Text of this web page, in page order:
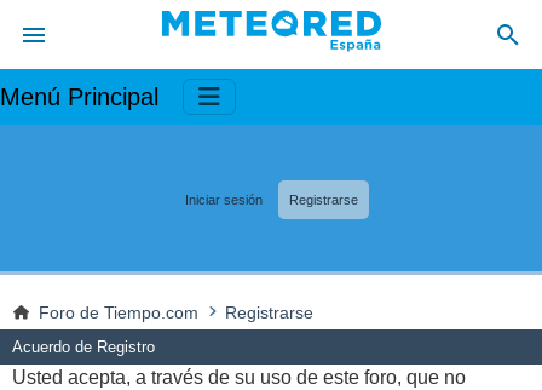
Menú Principal
Iniciar sesión Registrarse
Foro de Tiempo.com Registrarse
Acuerdo de Registro
Usted acepta, a través de su uso de este foro, que no